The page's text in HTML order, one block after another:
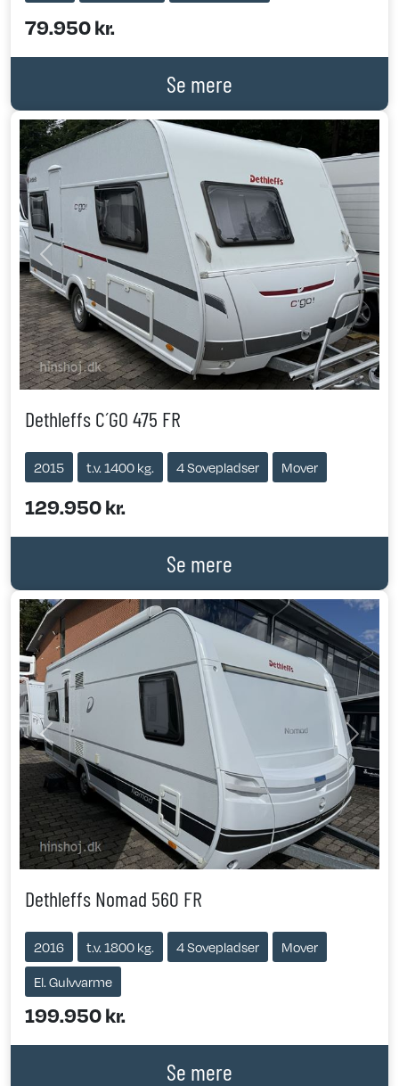
79.950 kr.
Se mere
Previous Next
Dethleffs C´GO 475 FR
2015 t.v. 1400 kg. 4 Sovepladser Mover
129.950 kr.
Se mere
Previous Next
Dethleffs Nomad 560 FR
2016 t.v. 1800 kg. 4 Sovepladser Mover
El. Gulvvarme
199.950 kr.
Se mere